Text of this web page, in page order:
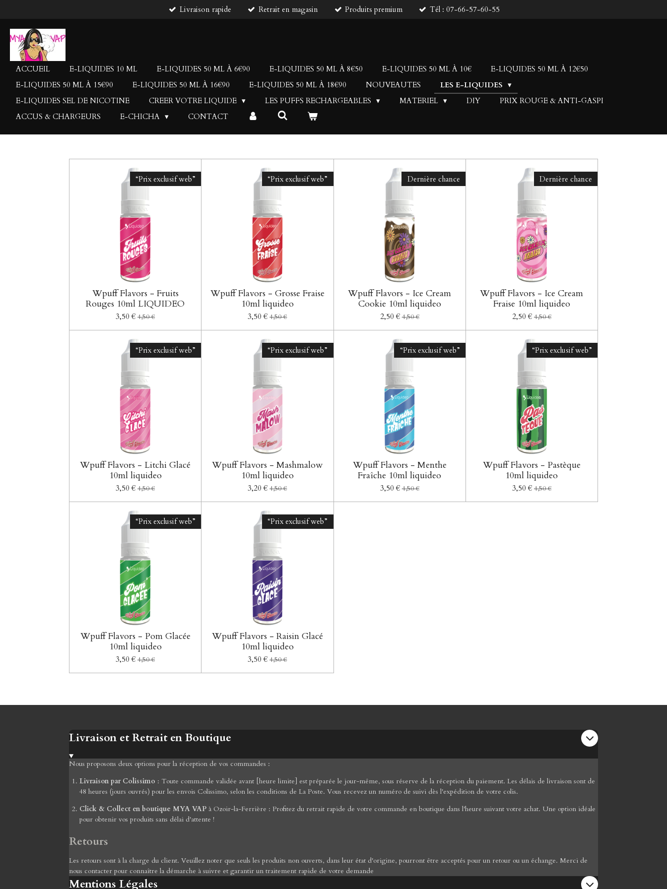
contenu
principal
Livraison rapide Retrait en magasin Produits premium Tél : 07-66-57-60-55
ACCUEIL E-LIQUIDES 10 ML E-LIQUIDES 50 ML À 6€90 E-LIQUIDES 50 ML À 8€50 E-LIQUIDES 50 ML À 10€
E-LIQUIDES 50 ML À 12€50
E-LIQUIDES 50 ML À 15€90
E-LIQUIDES 50 ML À 16€90 E-LIQUIDES 50 ML À 18€90 NOUVEAUTES
LES E-LIQUIDES
E-LIQUIDES SEL DE NICOTINE
CREER VOTRE LIQUIDE LES PUFFS RECHARGEABLES MATERIEL DIY
PRIX ROUGE & ANTI-GASPI
ACCUS & CHARGEURS
E-CHICHA CONTACT
“Prix exclusif web”
Wpuff Flavors - Fruits
Rouges 10ml LIQUIDEO
3,50 € 4,50 €
“Prix exclusif web”
Wpuff Flavors - Grosse Fraise
10ml liquideo
3,50 € 4,50 €
Dernière chance
Wpuff Flavors - Ice Cream
Cookie 10ml liquideo
2,50 € 4,50 €
Dernière chance
Wpuff Flavors - Ice Cream
Fraise 10ml liquideo
2,50 € 4,50 €
“Prix exclusif web”
Wpuff Flavors - Litchi Glacé
10ml liquideo
3,50 € 4,50 €
“Prix exclusif web”
Wpuff Flavors - Mashmalow
10ml liquideo
3,20 € 4,50 €
“Prix exclusif web”
Wpuff Flavors - Menthe
Fraîche 10ml liquideo
3,50 € 4,50 €
“Prix exclusif web”
Wpuff Flavors - Pastèque
10ml liquideo
3,50 € 4,50 €
“Prix exclusif web”
Wpuff Flavors - Pom Glacée
10ml liquideo
3,50 € 4,50 €
“Prix exclusif web”
Wpuff Flavors - Raisin Glacé
10ml liquideo
3,50 € 4,50 €
Livraison et Retrait en Boutique
Nous proposons deux options pour la réception de vos commandes :
Livraison par Colissimo : Toute commande validée avant [heure limite] est préparée le jour-même, sous réserve de la réception du paiement. Les délais de livraison sont de
48 heures (jours ouvrés) pour les envois Colissimo, selon les conditions de La Poste. Vous recevez un numéro de suivi dès l'expédition de votre colis.
Click & Collect en boutique MYA VAP à Ozoir-la-Ferrière : Profitez du retrait rapide de votre commande en boutique dans l'heure suivant votre achat. Une option idéale
pour obtenir vos produits sans délai d'attente !
Retours
Les retours sont à la charge du client. Veuillez noter que seuls les produits non ouverts, dans leur état d'origine, pourront être acceptés pour un retour ou un échange. Merci de
nous contacter pour connaître la démarche à suivre et garantir un traitement rapide de votre demande
Mentions Légales